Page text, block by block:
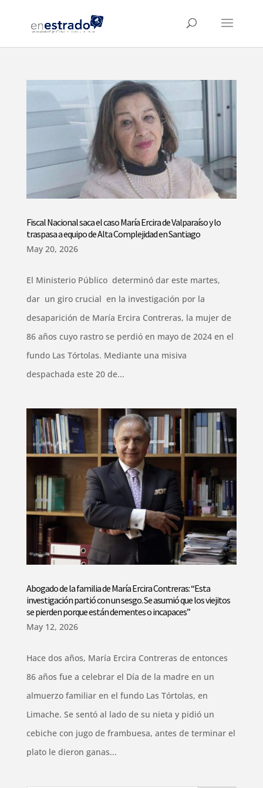
Fiscal Nacional saca el caso María Ercira de Valparaíso y lo
traspasa a equipo de Alta Complejidad en Santiago
May 20, 2026
El Ministerio Público determinó dar este martes,
dar un giro crucial en la investigación por la
desaparición de María Ercira Contreras, la mujer de
86 años cuyo rastro se perdió en mayo de 2024 en el
fundo Las Tórtolas. Mediante una misiva
despachada este 20 de...
Abogado de la familia de María Ercira Contreras: “Esta
investigación partió con un sesgo. Se asumió que los viejitos
se pierden porque están dementes o incapaces”
May 12, 2026
Hace dos años, María Ercira Contreras de entonces
86 años fue a celebrar el Día de la madre en un
almuerzo familiar en el fundo Las Tórtolas, en
Limache. Se sentó al lado de su nieta y pidió un
cebiche con jugo de frambuesa, antes de terminar el
plato le dieron ganas...